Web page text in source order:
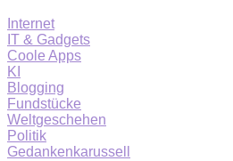
Internet
IT & Gadgets
Coole Apps
KI
Blogging
Fundstücke
Weltgeschehen
Politik
Gedankenkarussell